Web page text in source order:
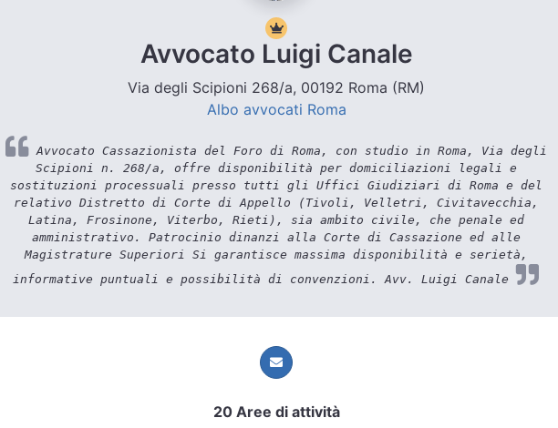
Avvocato Luigi Canale
Via degli Scipioni 268/a, 00192 Roma (RM)
Albo avvocati Roma
Avvocato Cassazionista del Foro di Roma, con studio in Roma, Via degli
Scipioni n. 268/a, offre disponibilità per domiciliazioni legali e
sostituzioni processuali presso tutti gli Uffici Giudiziari di Roma e del
relativo Distretto di Corte di Appello (Tivoli, Velletri, Civitavecchia,
Latina, Frosinone, Viterbo, Rieti), sia ambito civile, che penale ed
amministrativo. Patrocinio dinanzi alla Corte di Cassazione ed alle
Magistrature Superiori Si garantisce massima disponibilità e serietà,
informative puntuali e possibilità di convenzioni. Avv. Luigi Canale
20 Aree di attività